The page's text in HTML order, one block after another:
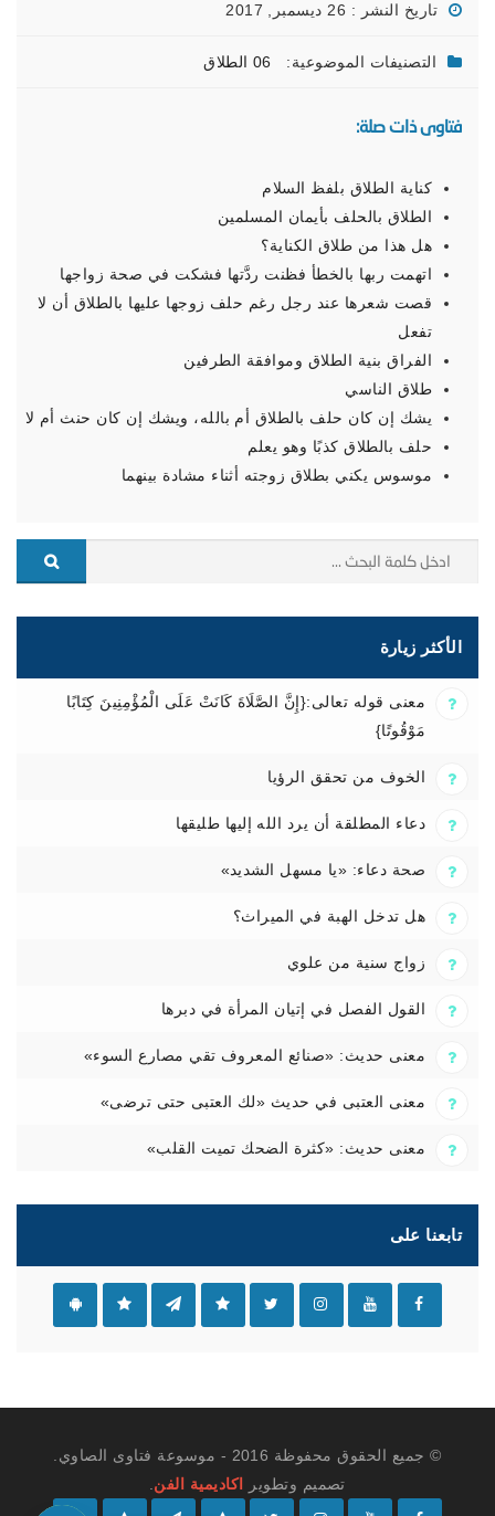
تاريخ النشر : 26 ديسمبر, 2017
التصنيفات الموضوعية: 06 الطلاق
فتاوى ذات صلة:
كناية الطلاق بلفظ السلام
الطلاق بالحلف بأيمان المسلمين
هل هذا من طلاق الكناية؟
اتهمت ربها بالخطأ فظنت ردَّتها فشكت في صحة زواجها
قصت شعرها عند رجل رغم حلف زوجها عليها بالطلاق أن لا
تفعل
الفراق بنية الطلاق وموافقة الطرفين
طلاق الناسي
يشك إن كان حلف بالطلاق أم بالله، ويشك إن كان حنث أم لا
حلف بالطلاق كذبًا وهو يعلم
موسوس يكني بطلاق زوجته أثناء مشادة بينهما
الأكثر زيارة
معنى قوله تعالى:{إِنَّ الصَّلَاةَ كَانَتْ عَلَى الْمُؤْمِنِينَ كِتَابًا
مَوْقُوتًا}
الخوف من تحقق الرؤيا
دعاء المطلقة أن يرد الله إليها طليقها
صحة دعاء: «يا مسهل الشديد»
هل تدخل الهبة في الميراث؟
زواج سنية من علوي
القول الفصل في إتيان المرأة في دبرها
معنى حديث: «صنائع المعروف تقي مصارع السوء»
معنى العتبى في حديث «لك العتبى حتى ترضى»
معنى حديث: «كثرة الضحك تميت القلب»
تابعنا على
© جميع الحقوق محفوظة 2016 - موسوعة فتاوى الصاوي.
تصميم وتطوير
اكاديمية الفن